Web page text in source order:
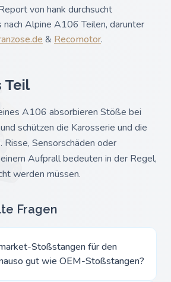
von hank durchsucht
nach Alpine A106 Teilen, darunter
& Recomotor.
Teil
A106 absorbieren Stöße bei
schützen die Karosserie und die
Sensorschäden oder
Aufprall bedeuten in der Regel,
werden müssen.
Fragen
Stoßstangen für den
gut wie OEM-Stoßstangen?